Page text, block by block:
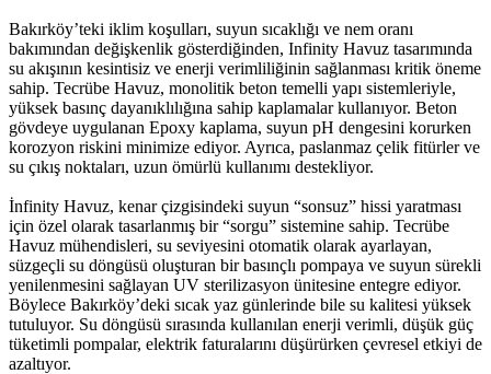
Bakırköy’teki iklim koşulları, suyun sıcaklığı ve nem oranı
bakımından değişkenlik gösterdiğinden, Infinity Havuz tasarımında
su akışının kesintisiz ve enerji verimliliğinin sağlanması kritik öneme
sahip. Tecrübe Havuz, monolitik beton temelli yapı sistemleriyle,
yüksek basınç dayanıklılığına sahip kaplamalar kullanıyor. Beton
gövdeye uygulanan Epoxy kaplama, suyun pH dengesini korurken
korozyon riskini minimize ediyor. Ayrıca, paslanmaz çelik fitürler ve
su çıkış noktaları, uzun ömürlü kullanımı destekliyor.
İnfinity Havuz, kenar çizgisindeki suyun “sonsuz” hissi yaratması
için özel olarak tasarlanmış bir “sorgu” sistemine sahip. Tecrübe
Havuz mühendisleri, su seviyesini otomatik olarak ayarlayan,
süzgeçli su döngüsü oluşturan bir basınçlı pompaya ve suyun sürekli
yenilenmesini sağlayan UV sterilizasyon ünitesine entegre ediyor.
Böylece Bakırköy’deki sıcak yaz günlerinde bile su kalitesi yüksek
tutuluyor. Su döngüsü sırasında kullanılan enerji verimli, düşük güç
tüketimli pompalar, elektrik faturalarını düşürürken çevresel etkiyi de
azaltıyor.